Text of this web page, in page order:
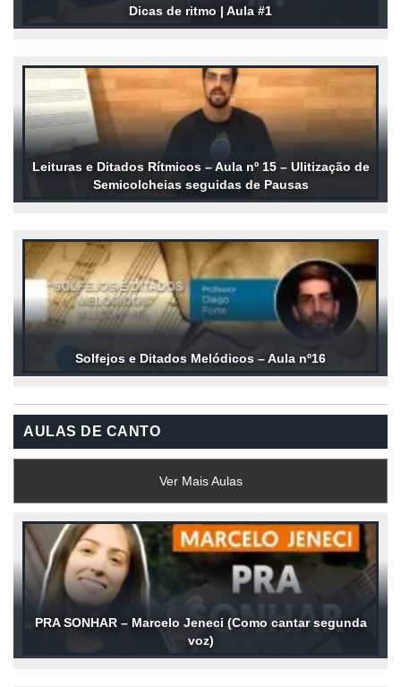
Dicas de ritmo | Aula #1
Leituras e Ditados Rítmicos – Aula nº 15 – Ulitização de
Semicolcheias seguidas de Pausas
Solfejos e Ditados Melódicos – Aula nº16
AULAS DE CANTO
Ver Mais Aulas
PRA SONHAR – Marcelo Jeneci (Como cantar segunda
voz)